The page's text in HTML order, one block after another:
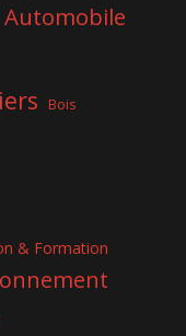
Automobile
Bois
& Formation